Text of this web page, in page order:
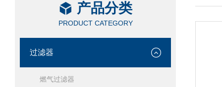
产品分类
PRODUCT CATEGORY
过滤器
燃气过滤器
/